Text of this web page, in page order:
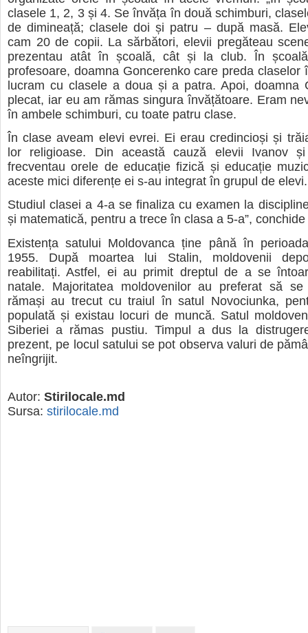
clasele 1, 2, 3 și 4. Se învăța în două schimburi,
de dimineață; clasele doi și patru – după masă.
cam 20 de copii. La sărbători, elevii pregăteau
prezentau atât în școală, cât și la club. În
profesoare, doamna Goncerenko care preda claselor
lucram cu clasele a doua și a patra. Apoi, doamna
plecat, iar eu am rămas singura învățătoare. Eram
în ambele schimburi, cu toate patru clase.
În clase aveam elevi evrei. Ei erau credincioși și
lor religioase. Din această cauză elevii Ivanov
frecventau orele de educație fizică și educație
aceste mici diferențe ei s-au integrat în grupul de elevi.
Studiul clasei a 4-a se finaliza cu examen la
și matematică, pentru a trece în clasa a 5-a”,
Existența satului Moldovanca ține până în
1955. După moartea lui Stalin, moldovenii
reabilitați. Astfel, ei au primit dreptul de a se
natale. Majoritatea moldovenilor au preferat să
rămași au trecut cu traiul în satul Novociunka,
populată și existau locuri de muncă. Satul
Siberiei a rămas pustiu. Timpul a dus la
prezent, pe locul satului se pot observa valuri de
neîngrijit.
Autor: Stirilocale.md
Sursa: stirilocale.md